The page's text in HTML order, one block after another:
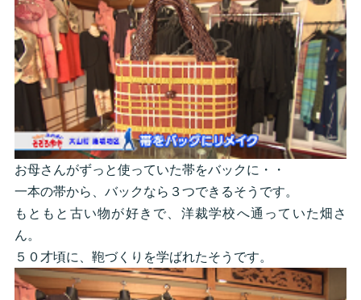
お母さんがずっと使っていた帯をバックに・・
一本の帯から、バックなら３つできるそうです。
もともと古い物が好きで、洋裁学校へ通っていた畑さ
ん。
５０才頃に、鞄づくりを学ばれたそうです。